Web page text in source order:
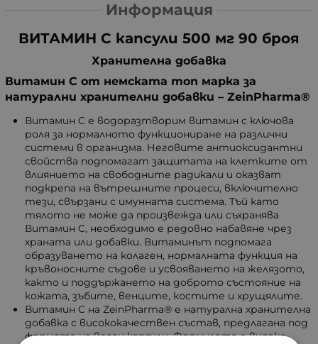
Информация
ВИТАМИН C капсули 500 мг 90 броя
Хранителна добавка
Витамин C от немската топ марка за
натурални хранителни добавки – ZeinPharma®
Витамин C е водоразтворим витамин с ключова
роля за нормалното функциониране на различни
системи в организма. Неговите антиоксидантни
свойства подпомагат защитата на клетките от
влиянието на свободните радикали и оказват
подкрепа на вътрешните процеси, включително
тези, свързани с имунната система. Тъй като
тялото не може да произвежда или съхранява
Витамин C, необходимо е редовно набавяне чрез
храната или добавки. Витаминът подпомага
образуването на колаген, нормалната функция на
кръвоносните съдове и усвояването на желязото,
както и поддържането на доброто състояние на
кожата, зъбите, венците, костите и хрущялите.
Витамин C на ZeinPharma® е натурална хранителна
добавка с висококачествен състав, предлагана под
формата на веган капсули. Формулата е високо